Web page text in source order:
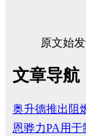
原文始
文章导航
奥升德推出阻
恩骅力PA用